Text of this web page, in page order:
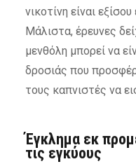
νικοτίνη είναι
Μάλιστα, έρευνες
μενθόλη μπορεί να
δροσιάς που
τους καπνιστές να
Έγκλημα εκ
τις εγκύους